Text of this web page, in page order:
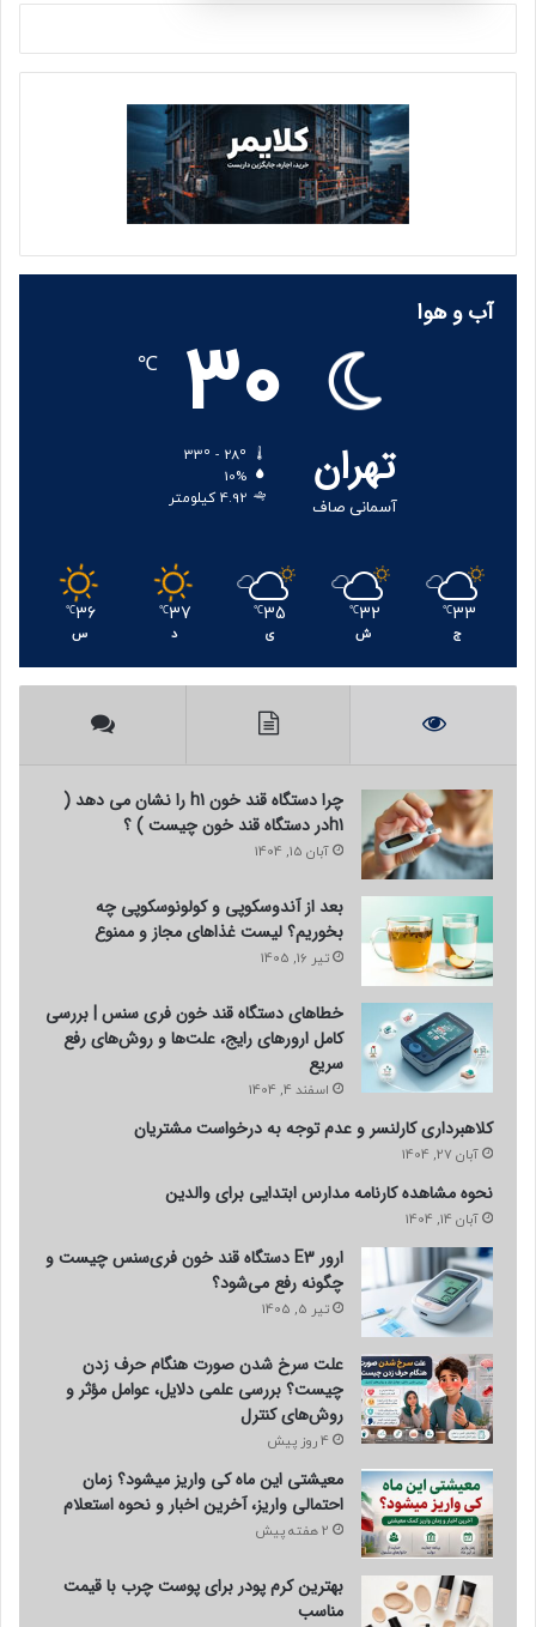
آب و هوا
تهران
آسمانی صاف
30
℃
10%
4.92 کیلومتر
33
℃
ج
32
℃
ش
35
℃
ی
37
℃
د
36
℃
س
چرا دستگاه قند خون h1 را نشان می دهد (
h1در دستگاه قند خون چیست ) ؟
آبان 15, 1404
بعد از آندوسکوپی و کولونوسکوپی چه
بخوریم؟ لیست غذاهای مجاز و ممنوع
تیر 16, 1405
خطاهای دستگاه قند خون فری سنس | بررسی
کامل ارورهای رایج، علت‌ها و روش‌های رفع
سریع
اسفند 4, 1404
کلاهبرداری کارلنسر و عدم توجه به درخواست مشتریان
آبان 27, 1404
نحوه مشاهده کارنامه مدارس ابتدایی برای والدین
آبان 14, 1404
ارور E3 دستگاه قند خون فری‌سنس چیست و
چگونه رفع می‌شود؟
تیر 5, 1405
علت سرخ شدن صورت هنگام حرف زدن
چیست؟ بررسی علمی دلایل، عوامل مؤثر و
روش‌های کنترل
4 روز پیش
معیشتی این ماه کی واریز میشود؟ زمان
احتمالی واریز، آخرین اخبار و نحوه استعلام
2 هفته پیش
بهترین کرم پودر برای پوست چرب با قیمت
مناسب